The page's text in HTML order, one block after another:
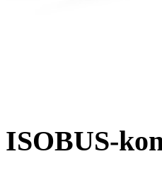
ISOBUS-